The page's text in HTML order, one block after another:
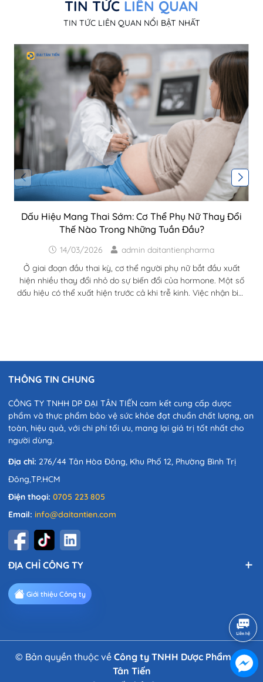
TIN TỨC LIÊN QUAN
TIN TỨC LIÊN QUAN NỔI BẬT NHẤT
Dấu Hiệu Mang Thai Sớm: Cơ Thể Phụ Nữ Thay Đổi
Thế Nào Trong Những Tuần Đầu?
14/03/2026
admin daitantienpharma
Ở giai đoạn đầu thai kỳ, cơ thể người phụ nữ bắt đầu xuất
hiện nhiều thay đổi nhỏ do sự biến đổi của hormone. Một số
dấu hiệu có thể xuất hiện trước cả khi trễ kinh. Việc nhận biết
THÔNG TIN CHUNG
CÔNG TY TNHH DP ĐẠI TÂN TIẾN cam kết cung cấp dược
phẩm và thực phẩm bảo vệ sức khỏe đạt chuẩn chất lượng, an
toàn, hiệu quả, với chi phí tối ưu, mang lại giá trị tốt nhất cho
người dùng.
Địa chỉ: 276/44 Tân Hòa Đông, Khu Phố 12, Phường Bình Trị
Đông,TP.HCM
Điện thoại: 0705 223 805
Email: info@daitantien.com
ĐỊA CHỈ CÔNG TY
Giới thiệu Công ty
© Bản quyền thuộc về Công ty TNHH Dược Phẩm Đại
Tân Tiến